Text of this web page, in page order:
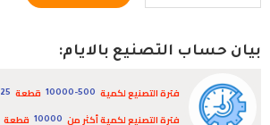
بيان حساب التصنيع بالايام:
فترة التصنيع لكمية 10000-500 قطعة 25
فترة التصنيع لكمية أكثر من
10000 قطعة